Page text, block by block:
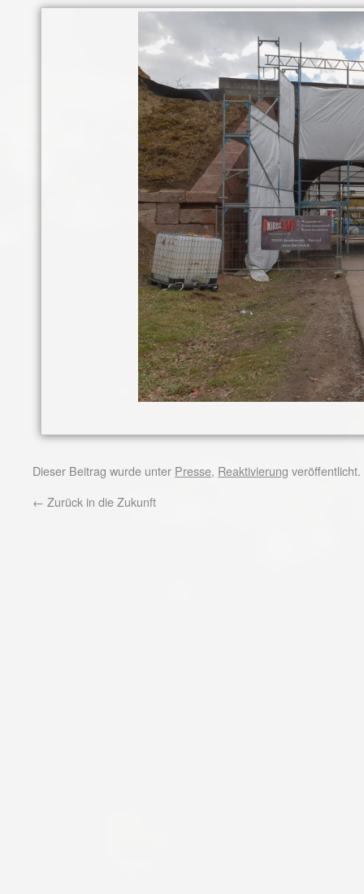
Dieser Beitrag wurde unter Presse, Reaktivierung
← Zurück in die Zukunft